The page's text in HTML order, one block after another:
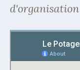
d'organisation